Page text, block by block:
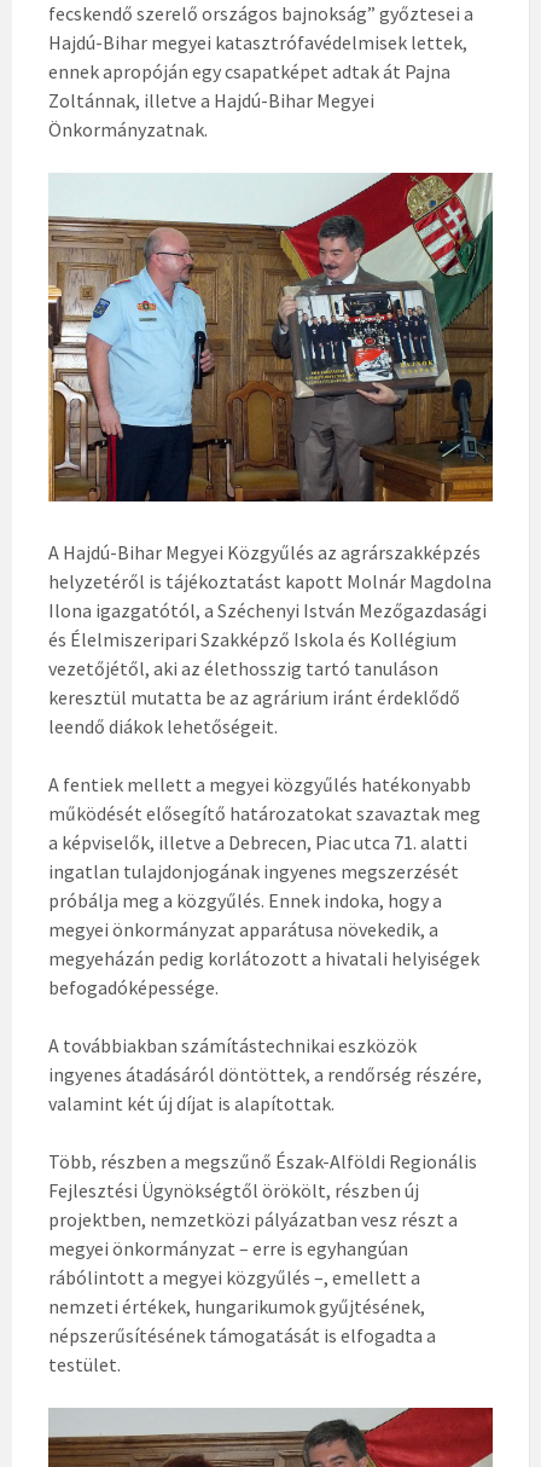
fecskendő szerelő országos bajnokság” győztesei a
Hajdú-Bihar megyei katasztrófavédelmisek lettek,
ennek apropóján egy csapatképet adtak át Pajna
Zoltánnak, illetve a Hajdú-Bihar Megyei
Önkormányzatnak.
A Hajdú-Bihar Megyei Közgyűlés az agrárszakképzés
helyzetéről is tájékoztatást kapott Molnár Magdolna
Ilona igazgatótól, a Széchenyi István Mezőgazdasági
és Élelmiszeripari Szakképző Iskola és Kollégium
vezetőjétől, aki az élethosszig tartó tanuláson
keresztül mutatta be az agrárium iránt érdeklődő
leendő diákok lehetőségeit.
A fentiek mellett a megyei közgyűlés hatékonyabb
működését elősegítő határozatokat szavaztak meg
a képviselők, illetve a Debrecen, Piac utca 71. alatti
ingatlan tulajdonjogának ingyenes megszerzését
próbálja meg a közgyűlés. Ennek indoka, hogy a
megyei önkormányzat apparátusa növekedik, a
megyeházán pedig korlátozott a hivatali helyiségek
befogadóképessége.
A továbbiakban számítástechnikai eszközök
ingyenes átadásáról döntöttek, a rendőrség részére,
valamint két új díjat is alapítottak.
Több, részben a megszűnő Észak-Alföldi Regionális
Fejlesztési Ügynökségtől örökölt, részben új
projektben, nemzetközi pályázatban vesz részt a
megyei önkormányzat – erre is egyhangúan
rábólintott a megyei közgyűlés –, emellett a
nemzeti értékek, hungarikumok gyűjtésének,
népszerűsítésének támogatását is elfogadta a
testület.